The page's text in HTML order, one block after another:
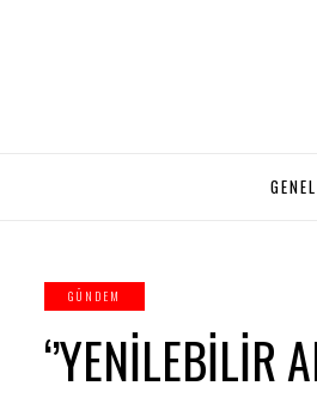
GÜNDEM
‘’YENİLEBİLİR